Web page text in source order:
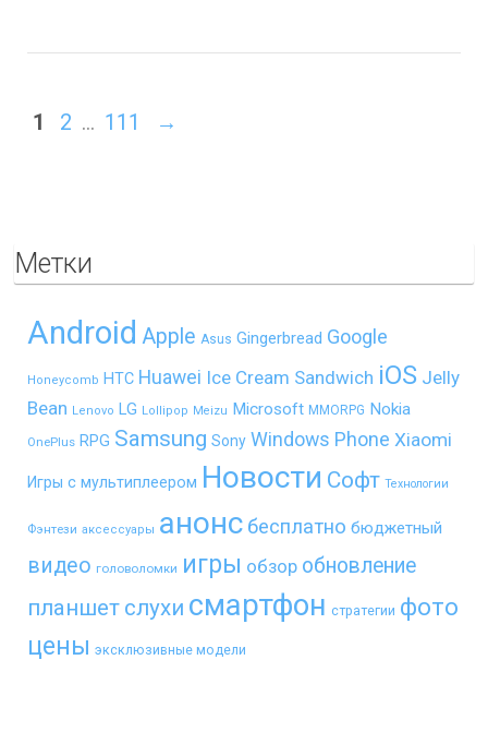
1 2 … 111 →
Метки
Android Apple Asus Gingerbread Google
Honeycomb HTC Huawei Ice Cream Sandwich iOS Jelly
Bean Lenovo LG Lollipop Meizu Microsoft MMORPG Nokia
OnePlus RPG Samsung Sony Windows Phone Xiaomi
Игры с мультиплеером Новости Софт Технологии
Фэнтези аксессуары анонс бесплатно бюджетный
видео головоломки игры обзор обновление
планшет слухи смартфон стратегии фото
цены эксклюзивные модели